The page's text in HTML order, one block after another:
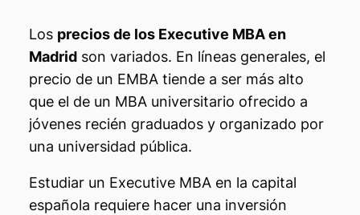
Los precios de los Executive MBA en
Madridson variados. En líneas generales, el
precio de un EMBA tiende a ser más alto
que el de un MBA universitario ofrecido a
jóvenes recién graduados y organizado por
una universidad pública.
Estudiar un Executive MBA en la capital
española requiere hacer una inversión